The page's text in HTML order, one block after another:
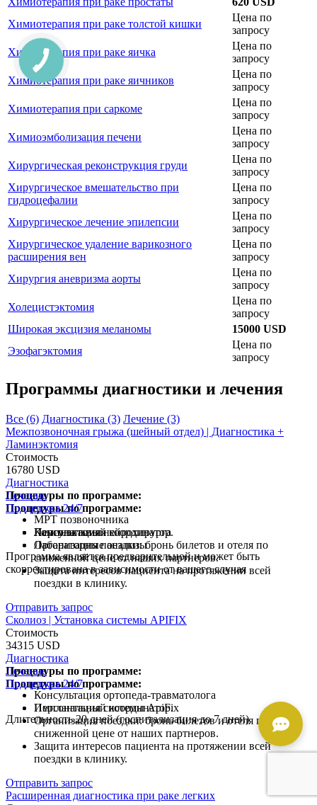
Химиотерапия при раке толстой кишки
Цена по
запросу
Химиотерапия при раке яичка
Цена по
запросу
Химиотерапия при раке яичников
Цена по
запросу
Химиотерапия при саркоме
Цена по
запросу
Химиоэмболизация печени
Цена по
запросу
Хирургическая реконструкция груди
Цена по
запросу
Хирургическое вмешательство при
гидроцефалии
Цена по
запросу
Хирургическое лечение эпилепсии
Цена по
запросу
Хирургическое удаление варикозного
расширения вен
Цена по
запросу
Хирургия аневризма аорты
Цена по
запросу
Холецистэктомия
Цена по
запросу
Широкая эксцизия меланомы
15000 USD
Эзофагэктомия
Цена по
запросу
Программы диагностики и лечения
Все (6) Диагностика (3) Лечение (3)
Межпозвоночная грыжа (шейный отдел) | Диагностика +
Ламинэктомия
Стоимость
16780 USD
Диагностика
Процедуры по программе:
МРТ позвоночника
Консультация нейрохирурга
Лабораторные анализы
Лечение
Процедуры по программе:
Ламинэктомия
Программа является предварительной и может быть
скорректирована в зависимости от вашего случая
Поддержка 24/7
Персональный координатор.
Организация поездки: бронь билетов и отеля по
сниженной цене от наших партнеров.
Защита интересов пациента на протяжении всей
поездки в клинику.
Отправить запрос
Сколиоз | Установка системы APIFIX
Стоимость
34315 USD
Диагностика
Процедуры по программе:
Консультация ортопеда-травматолога
Длительность 20 дней (госпитализация до 7 дней)
Лечение
Процедуры по программе:
Имплантация системы ApiFix
Поддержка 24/7
Персональный координатор.
Организация поездки: бронь билетов и отеля по
сниженной цене от наших партнеров.
Защита интересов пациента на протяжении всей
поездки в клинику.
Отправить запрос
Расширенная диагностика при раке легких
КНОПКА
ЗВ'ЯЗКУ